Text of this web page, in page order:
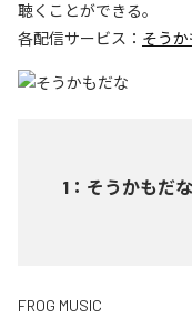
聴くことができる。
各配信サービス： そう
1 ： そうかもだな
FROG MUSIC